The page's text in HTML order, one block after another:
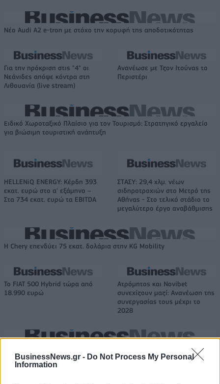
BusinessNews.gr - Do Not Process My Personal
Information
Νέο Audi A2 e-tron με στόχο την κορυφή της αποδοτικότητας
Για την πρόκριση στις "4" οι
Νεάνιδες απόψε κόντρα στη
Λιθουανία (live stream)
Ανανέωσε με Τζον Ιτούνας το
Περιστέρι
Ειδικό Χωροταξικό Πλαίσιο για τον Τουρισμό: Στρατηγικό εργαλείο
για βιώσιμη τουριστική ανάπτυξη
HELLENiQ ENERGY: Κέρδη 393
εκατ. ευρώ στο α' εξάμηνο –
Στα 734 εκατ. ευρώ τα EBITDA
ΣΤΑΣΥ: 29,4 χλμ. νέων
σιδηροτροχιών στο Μετρό της
Αθήνας - Στο τελικό στάδιο το
μεγαλύτερο έργο αναβάθμισης
Η Chery επενδύει 75 εκατ. δολάρια στην KG Mobility
Το FIAT 500 Hybrid τώρα από
18.990 ευρώ
Ατρόμητος και Novibet
συνεχίζουν μαζί: Ανανέωση της
συνεργασίας τους μέχρι το
2028
18η συνεχόμενη χρονιά για τον ΟΤΕ στη διεθνή σειρά δεικτών
FTSE4Good